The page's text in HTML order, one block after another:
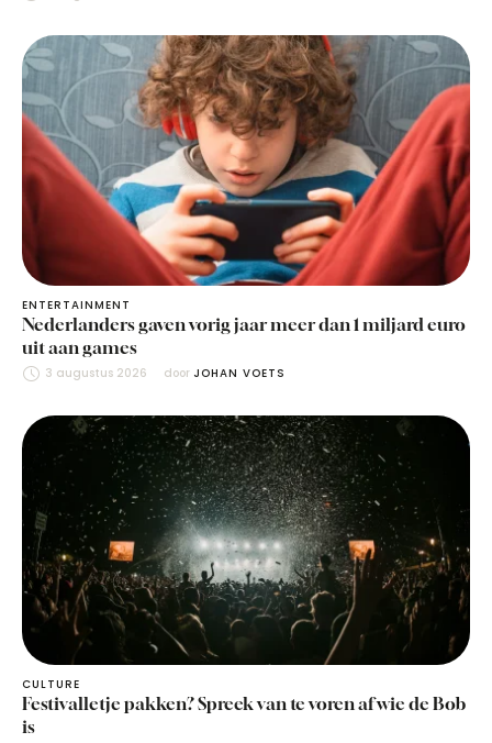
ENTERTAINMENT
Nederlanders gaven vorig jaar meer dan 1 miljard euro
uit aan games
3 augustus 2026 door JOHAN VOETS
CULTURE
Festivalletje pakken? Spreek van te voren af wie de Bob
is